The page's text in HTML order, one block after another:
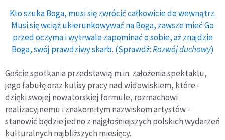
Kto szuka Boga, musi się zwrócić całkowicie do wewnątrz.
Musi się wciąż ukierunkowywać na Boga, zawsze mieć Go
przed oczyma i wytrwale zapominać o sobie, aż znajdzie
Boga, swój prawdziwy skarb. (Sprawdź:Rozwój duchowy)
Goście spotkania przedstawią m.in. założenia spektaklu,
jego fabułę oraz kulisy pracy nad widowiskiem, które -
dzięki swojej nowatorskiej formule, rozmachowi
realizacyjnemu i znakomitym nazwiskom artystów -
stanowić będzie jedno z najgłośniejszych polskich wydarzeń
kulturalnych najbliższych miesięcy.